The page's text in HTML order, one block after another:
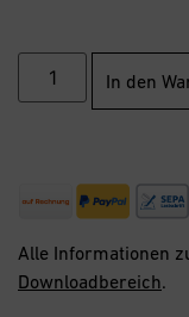
In den
Alle Informationen
Downloadbereich.